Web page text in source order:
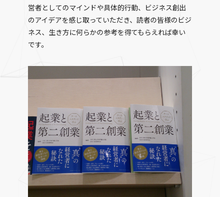
営者としてのマインドや具体的行動、ビジネス創出
のアイデアを感じ取っていただき、読者の皆様のビジ
ネス、生き方に何らかの参考を得てもらえれば幸い
です。